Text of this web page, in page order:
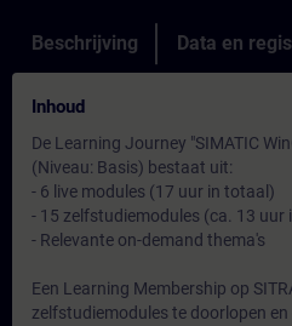
Beschrijving Data en
Inhoud
De Learning Journey "SIMATIC
(Niveau: Basis) bestaat uit:
- 6 live modules (17 uur in totaal)
- 15 zelfstudiemodules (ca. 13 uur
- Relevante on-demand thema's
Een Learning Membership op
zelfstudiemodules te doorlopen